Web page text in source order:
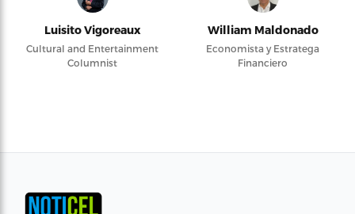
Luisito Vigoreaux
Cultural and Entertainment
Columnist
William Maldonado
Economista y Estratega
Financiero